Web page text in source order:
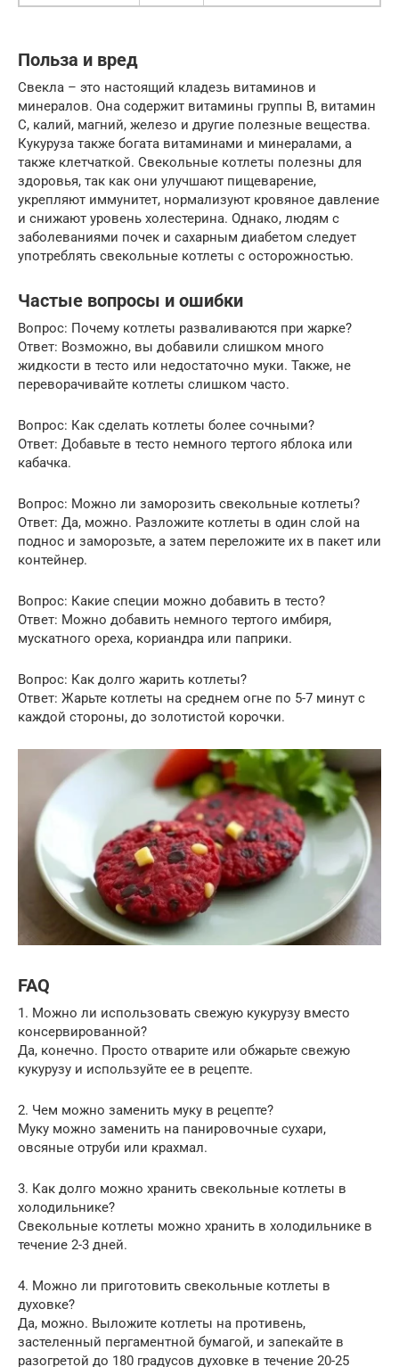
Польза и вред
Свекла – это настоящий кладезь витаминов и
минералов. Она содержит витамины группы B, витамин
C, калий, магний, железо и другие полезные вещества.
Кукуруза также богата витаминами и минералами, а
также клетчаткой. Свекольные котлеты полезны для
здоровья, так как они улучшают пищеварение,
укрепляют иммунитет, нормализуют кровяное давление
и снижают уровень холестерина. Однако, людям с
заболеваниями почек и сахарным диабетом следует
употреблять свекольные котлеты с осторожностью.
Частые вопросы и ошибки
Вопрос: Почему котлеты разваливаются при жарке?
Ответ: Возможно, вы добавили слишком много
жидкости в тесто или недостаточно муки. Также, не
переворачивайте котлеты слишком часто.
Вопрос: Как сделать котлеты более сочными?
Ответ: Добавьте в тесто немного тертого яблока или
кабачка.
Вопрос: Можно ли заморозить свекольные котлеты?
Ответ: Да, можно. Разложите котлеты в один слой на
поднос и заморозьте, а затем переложите их в пакет или
контейнер.
Вопрос: Какие специи можно добавить в тесто?
Ответ: Можно добавить немного тертого имбиря,
мускатного ореха, кориандра или паприки.
Вопрос: Как долго жарить котлеты?
Ответ: Жарьте котлеты на среднем огне по 5-7 минут с
каждой стороны, до золотистой корочки.
FAQ
1. Можно ли использовать свежую кукурузу вместо
консервированной?
Да, конечно. Просто отварите или обжарьте свежую
кукурузу и используйте ее в рецепте.
2. Чем можно заменить муку в рецепте?
Муку можно заменить на панировочные сухари,
овсяные отруби или крахмал.
3. Как долго можно хранить свекольные котлеты в
холодильнике?
Свекольные котлеты можно хранить в холодильнике в
течение 2-3 дней.
4. Можно ли приготовить свекольные котлеты в
духовке?
Да, можно. Выложите котлеты на противень,
застеленный пергаментной бумагой, и запекайте в
разогретой до 180 градусов духовке в течение 20-25